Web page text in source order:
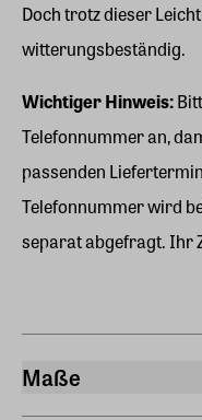
Doch trotz dieser
witterungsbeständig.
Wichtiger Hinweis:
Telefonnummer an,
passenden
Telefonnummer wird
separat abgefragt. Ihr
Maße